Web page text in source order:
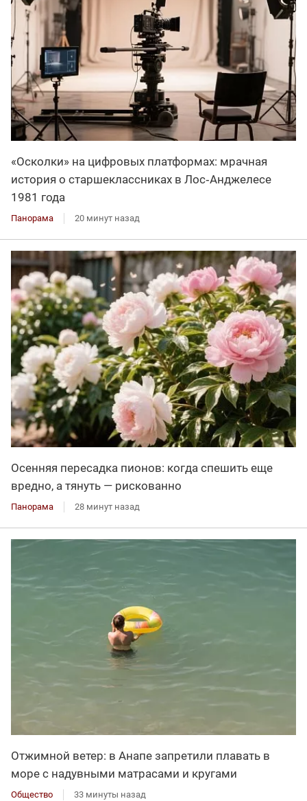
«Осколки» на цифровых платформах: мрачная
история о старшеклассниках в Лос‑Анджелесе
1981 года
Панорама 20 минут назад
Осенняя пересадка пионов: когда спешить еще
вредно, а тянуть — рискованно
Панорама 28 минут назад
Отжимной ветер: в Анапе запретили плавать в
море с надувными матрасами и кругами
Общество 33 минуты назад